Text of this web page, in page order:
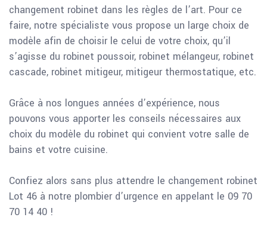
changement robinet dans les règles de l’art. Pour ce
faire, notre spécialiste vous propose un large choix de
modèle afin de choisir le celui de votre choix, qu’il
s’agisse du robinet poussoir, robinet mélangeur, robinet
cascade, robinet mitigeur, mitigeur thermostatique, etc.
Grâce à nos longues années d’expérience, nous
pouvons vous apporter les conseils nécessaires aux
choix du modèle du robinet qui convient votre salle de
bains et votre cuisine.
Confiez alors sans plus attendre le changement robinet
Lot 46 à notre plombier d’urgence en appelant le 09 70
70 14 40 !